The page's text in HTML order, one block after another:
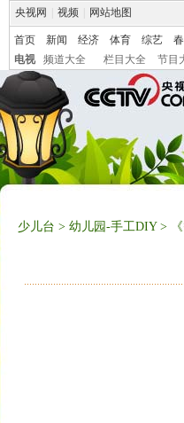
央视网 视频 网站地图
首页 新闻 经济 体育 综艺
电视
频道大全 栏目大全 节目
少儿台 > 幼儿园-手工DIY> 《